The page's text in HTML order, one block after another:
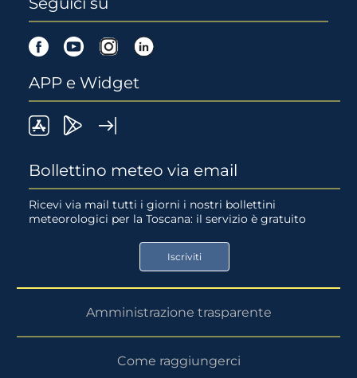
FacebookYoutubeInstagram
APP e Widget
LaMMA
su
App
Lamma
su
Google
Store
Bollettino meteo via email
Ricevi via mail tutti i giorni i nostri bollettini
meteorologici per la Toscana: il servizio è gratuito
Iscriviti
Amministrazione trasparente
Come raggiungerci